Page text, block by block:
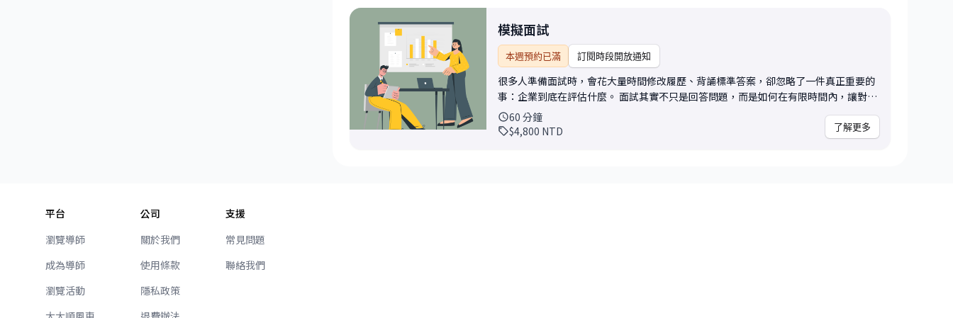
模擬面試
本週預約已滿 訂閱時段開放通知
很多人準備面試時，會花大量時間修改履歷、背誦標準答案，卻忽略了一件真正重要的
事：企業到底在評估什麼。 面試其實不只是回答問題，而是如何在有限時間內，讓對方
快速理解你的價值、判斷你是否適合這個角色，以及你未來能否解決公司的問題。很多
人不是能力不足，而是不知道如何整理自己的經驗、不知道如何建立有說服力的職涯故
60 分鐘
$4,800 NTD 了解更多
平台
瀏覽導師
成為導師
瀏覽活動
公司
關於我們
使用條款
隱私政策
支援
常見問題
聯絡我們